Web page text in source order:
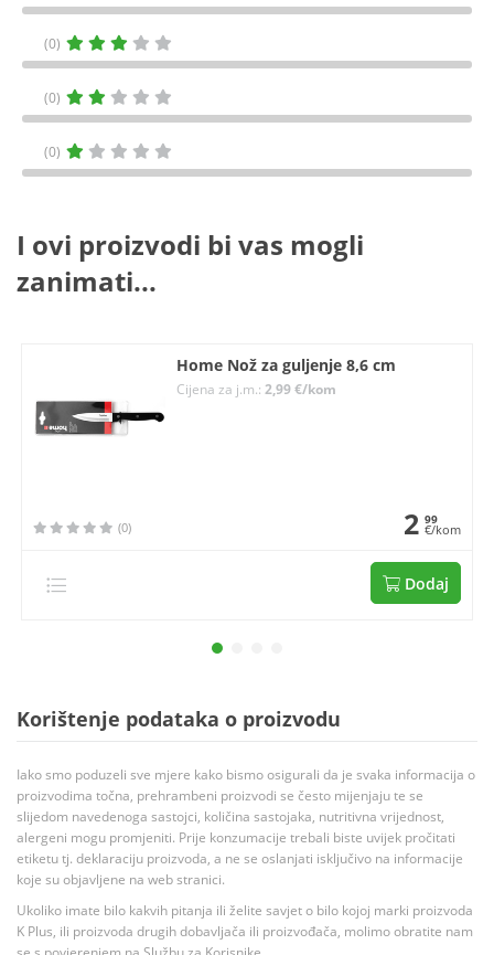
(0)
(0)
(0)
I ovi proizvodi bi vas mogli
zanimati...
Home Nož za guljenje 8,6 cm
Cijena za j.m.:2,99 €/kom
(0) 2 99
€/kom
Dodaj
Korištenje podataka o proizvodu
Iako smo poduzeli sve mjere kako bismo osigurali da je svaka informacija o
proizvodima točna, prehrambeni proizvodi se često mijenjaju te se
slijedom navedenoga sastojci, količina sastojaka, nutritivna vrijednost,
alergeni mogu promjeniti. Prije konzumacije trebali biste uvijek pročitati
etiketu tj. deklaraciju proizvoda, a ne se oslanjati isključivo na informacije
koje su objavljene na web stranici.
Ukoliko imate bilo kakvih pitanja ili želite savjet o bilo kojoj marki proizvoda
K Plus, ili proizvoda drugih dobavljača ili proizvođača, molimo obratite nam